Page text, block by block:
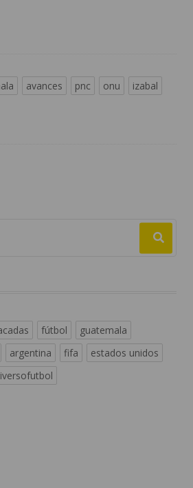
avances pnc onu
izabal
fútbol
guatemala
argentina fifa
estados unidos